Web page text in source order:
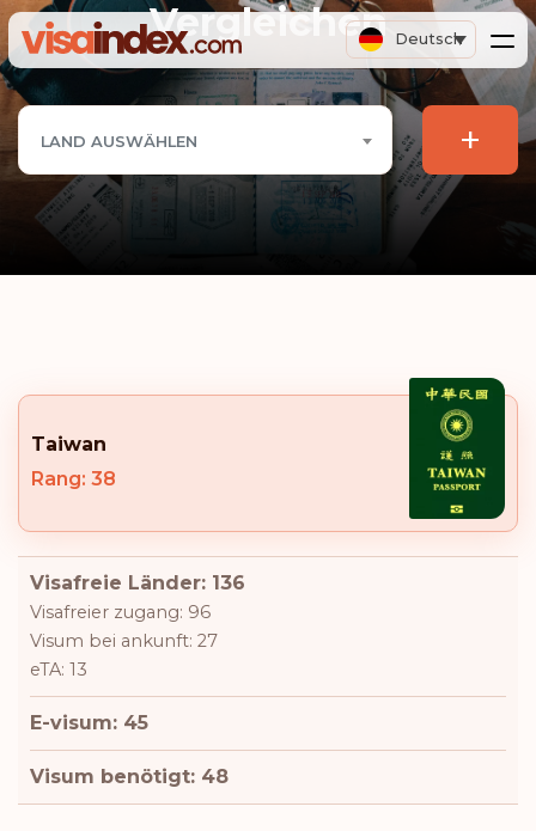
Deutsch
Vergleichen
LAND AUSWÄHLEN +
Taiwan
Rang: 38
Visafreie Länder: 136
Visafreier zugang: 96
Visum bei ankunft: 27
eTA: 13
E-visum: 45
Visum benötigt: 48